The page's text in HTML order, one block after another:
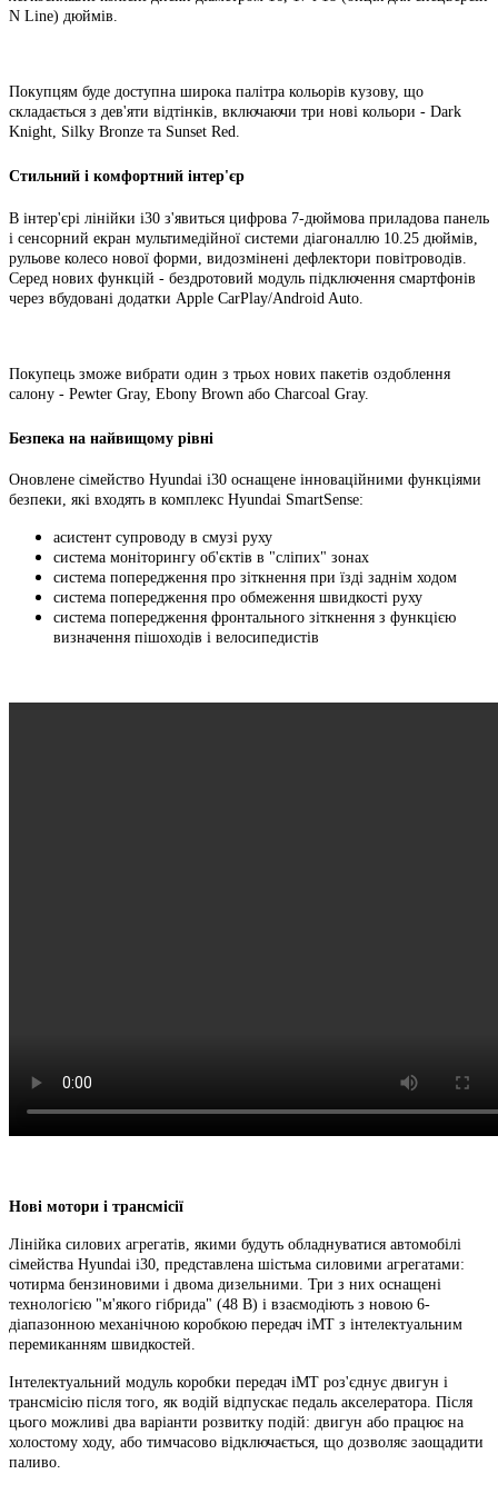
N Line) дюймів.
Покупцям буде доступна широка палітра кольорів кузову, що
складається з дев'яти відтінків, включаючи три нові кольори - Dark
Knight, Silky Bronze та Sunset Red.
Стильний і комфортний інтер'єр
В інтер'єрі лінійки i30 з'явиться цифрова 7-дюймова приладова панель
і сенсорний екран мультимедійної системи діагоналлю 10.25 дюймів,
рульове колесо нової форми, видозмінені дефлектори повітроводів.
Серед нових функцій - бездротовий модуль підключення смартфонів
через вбудовані додатки Apple CarPlay/Android Auto.
Покупець зможе вибрати один з трьох нових пакетів оздоблення
салону - Pewter Gray, Ebony Brown або Charcoal Gray.
Безпека на найвищому рівні
Оновлене сімейство Hyundai i30 оснащене інноваційними функціями
безпеки, які входять в комплекс Hyundai SmartSense:
асистент супроводу в смузі руху
система моніторингу об'єктів в "сліпих" зонах
система попередження про зіткнення при їзді заднім ходом
система попередження про обмеження швидкості руху
система попередження фронтального зіткнення з функцією
визначення пішоходів і велосипедистів
Нові мотори і трансмісії
Лінійка силових агрегатів, якими будуть обладнуватися автомобілі
сімейства Hyundai i30, представлена ​​шістьма силовими агрегатами:
чотирма бензиновими і двома дизельними. Три з них оснащені
технологією "м'якого гібрида" (48 В) і взаємодіють з новою 6-
діапазонною механічною коробкою передач iMT з інтелектуальним
перемиканням швидкостей.
Інтелектуальний модуль коробки передач iMT роз'єднує двигун і
трансмісію після того, як водій відпускає педаль акселератора. Після
цього можливі два варіанти розвитку подій: двигун або працює на
холостому ходу, або тимчасово відключається, що дозволяє заощадити
паливо.